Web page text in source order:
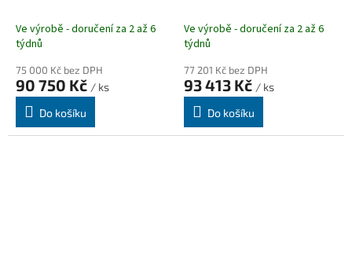
Novinka pro sezónu
2022/2023
Ve výrobě - doručení za 2 až 6
týdnů
75 000 Kč bez DPH
90 750 Kč / ks
Do košíku
Ve výrobě - doručení za 2 až 6
týdnů
77 201 Kč bez DPH
93 413 Kč / ks
Do košíku